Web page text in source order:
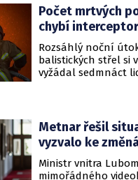
Počet mrtvých
chybí
Rozsáhlý noční
balistických střel si
vyžádal sedmnáct
Metnar řešil
vyzvalo ke
Ministr vnitra
mimořádného